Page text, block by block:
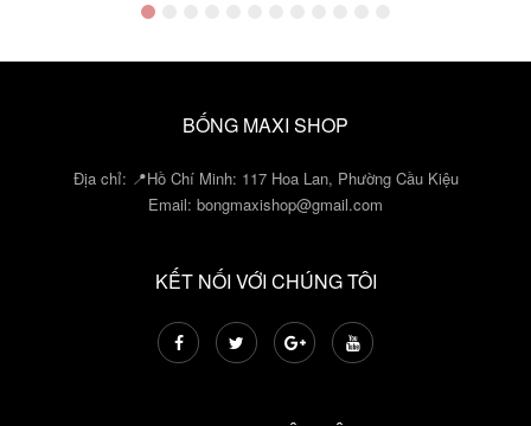
BỐNG MAXI SHOP
Địa chỉ: 📍Hồ Chí Minh: 117 Hoa Lan, Phường Cầu Kiệu
Email: bongmaxishop@gmail.com
KẾT NỐI VỚI CHÚNG TÔI